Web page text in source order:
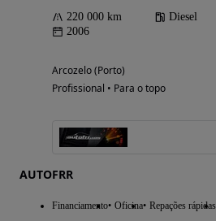
220 000 km Diesel
2006
Arcozelo (Porto)
Profissional • Para o topo
AUTOFRR
Financiamento Oficina Repações rápidas